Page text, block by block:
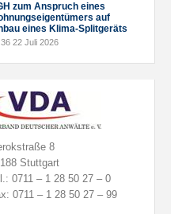
zum Anspruch eines
auf
eines Klima-Splitgeräts
22 Juli 2026
8
Stuttgart
0711 – 1 28 50 27 – 0
0711 – 1 28 50 27 – 99